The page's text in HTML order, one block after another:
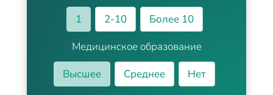
1
2-10
Более 10
Медицинское образование
Высшее
Среднее Нет